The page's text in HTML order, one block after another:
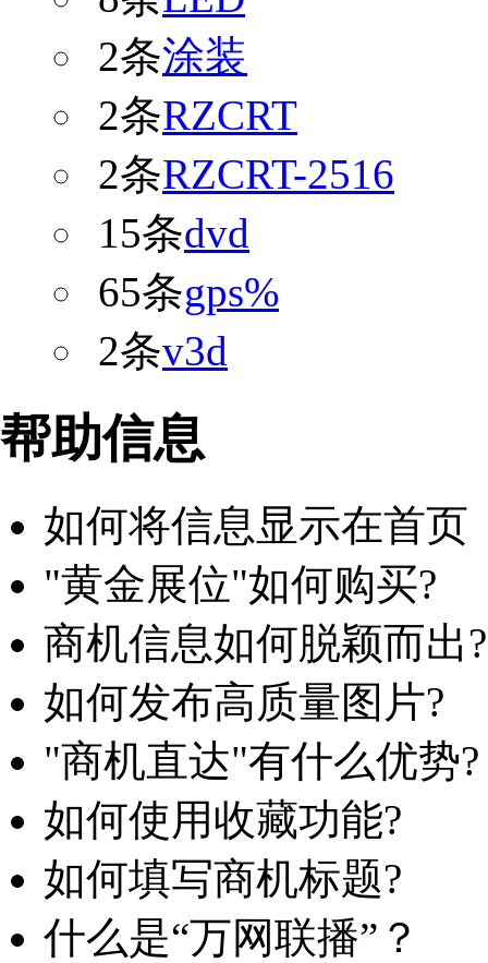
2条涂装
2条RZCRT
2条RZCRT-2516
15条dvd
65条gps%
2条v3d
帮助信息
如何将信息显示在首页
"黄金展位"如何购买?
商机信息如何脱颖而出?
如何发布高质量图片?
"商机直达"有什么优势?
如何使用收藏功能?
如何填写商机标题?
什么是“万网联播”？